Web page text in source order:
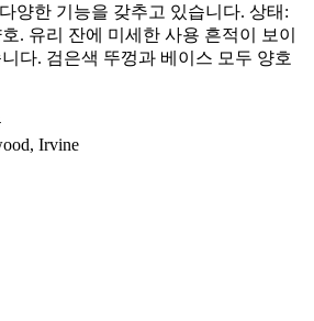
다양한 기능을 갖추고 있습니다. 상태:
. 유리 잔에 미세한 사용 흔적이 보이
다. 검은색 뚜껑과 베이스 모두 양호
Irvine